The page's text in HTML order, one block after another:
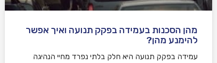
מהן הסכנות בעמידה בפקק תנועה ואיך אפשר
להימנע מהן?
עמידה בפקק תנועה היא חלק בלתי נפרד מחיי הנהיגה